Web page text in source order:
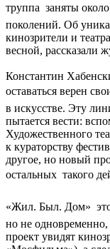
труппа  заняты
поколений. Об
кинозрители и
весной, рассказали
Константин
оставаться верен
в искусстве. Эту
пытается вести:
Художественного
к кураторству
другое, но новый
остальных  такого
«Жил. Был. Дом» 
но не одновременно,
проект увидят